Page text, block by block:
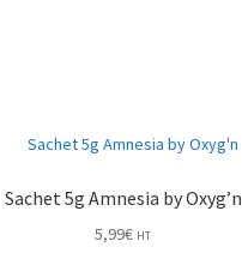
Sachet 5g Amnesia by Oxyg’n
5,99€ HT